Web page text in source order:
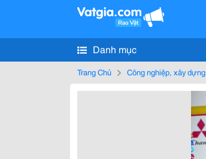
Danh mục
Trang Chủ Công nghiệp, xây dựng